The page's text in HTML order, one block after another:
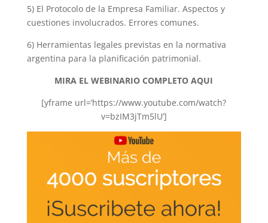
5) El Protocolo de la Empresa Familiar. Aspectos y
cuestiones involucrados. Errores comunes.
6) Herramientas legales previstas en la normativa
argentina para la planificación patrimonial.
MIRA EL WEBINARIO COMPLETO AQUI
[yframe url=’https://www.youtube.com/watch?
v=bzIM3jTm5lU’]